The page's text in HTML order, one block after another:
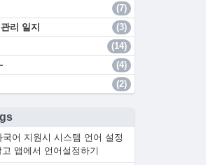
(7)
리 일지
(3)
(14)
(4)
(2)
어 지원시 시스템 언어 설정
고 앱에서 언어설정하기